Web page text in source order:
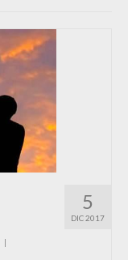
5
DIC 2017
|